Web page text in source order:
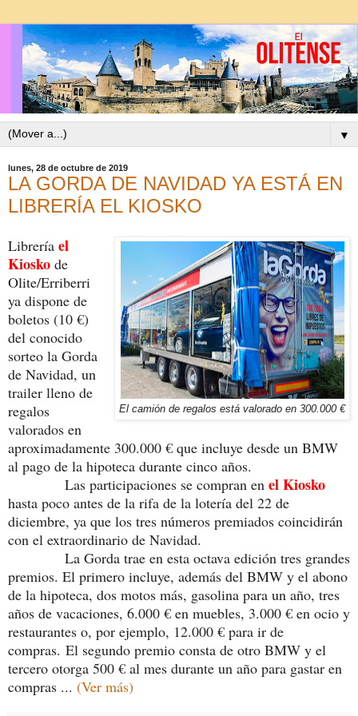
▼
lunes, 28 de octubre de 2019
LA GORDA DE NAVIDAD YA ESTÁ EN
LIBRERÍA EL KIOSKO
El camión de regalos está valorado en 300.000 €
Librería el
Kiosko de
Olite/Erriberri
ya dispone de
boletos (10 €)
del conocido
sorteo la Gorda
de Navidad, un
trailer lleno de
regalos
valorados en
aproximadamente 300.000 € que incluye desde un BMW
al pago de la hipoteca durante cinco años.
Las participaciones se compran en el Kiosko
hasta poco antes de la rifa de la lotería del 22 de
diciembre, ya que los tres números premiados coincidirán
con el extraordinario de Navidad.
La Gorda trae en esta octava edición tres grandes
premios. El primero incluye, además del BMW y el abono
de la hipoteca, dos motos más, gasolina para un año, tres
años de vacaciones, 6.000 € en muebles, 3.000 € en ocio y
restaurantes o, por ejemplo, 12.000 € para ir de
compras. El segundo premio consta de otro BMW y el
tercero otorga 500 € al mes durante un año para gastar en
compras ... (Ver más)